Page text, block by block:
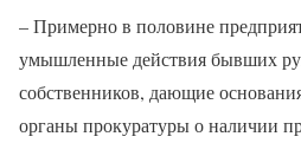
– Примерно в половине
умышленные действия бывших
собственников, дающие
органы прокуратуры о наличии